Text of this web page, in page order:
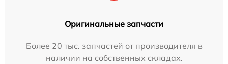
Оригинальные запчасти
Более 20 тыс. запчастей от производителя в
наличии на собственных складах.